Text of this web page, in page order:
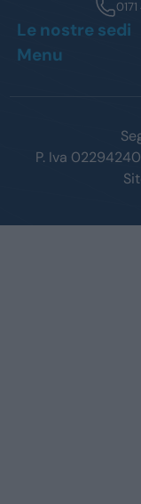
0171
Le nostre sedi
Menu
P. Iva